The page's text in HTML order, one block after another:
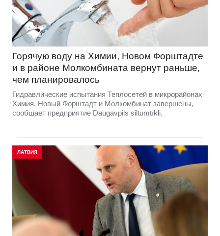
Горячую воду на Химии, Новом Форштадте
и в районе Молкомбината вернут раньше,
чем планировалось
Гидравлические испытания Теплосетей в микрорайонах
Химия, Новый Форштадт и Молкомбинат завершены,
сообщает предприятие Daugavpils siltumtīkli.
ЛАТВИЯ